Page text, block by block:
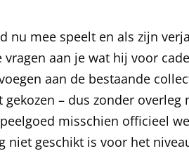
nu mee speelt en als zijn
aan je wat hij voor
aan de bestaande
gekozen – dus zonder
misschien officieel
niet geschikt is voor het